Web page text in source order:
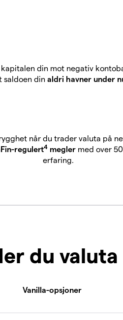
din mot negativ
saldoen din aldri havner under
når du trader valuta på
regulert4 megler med over
erfaring.
du valuta
Vanilla-opsjoner